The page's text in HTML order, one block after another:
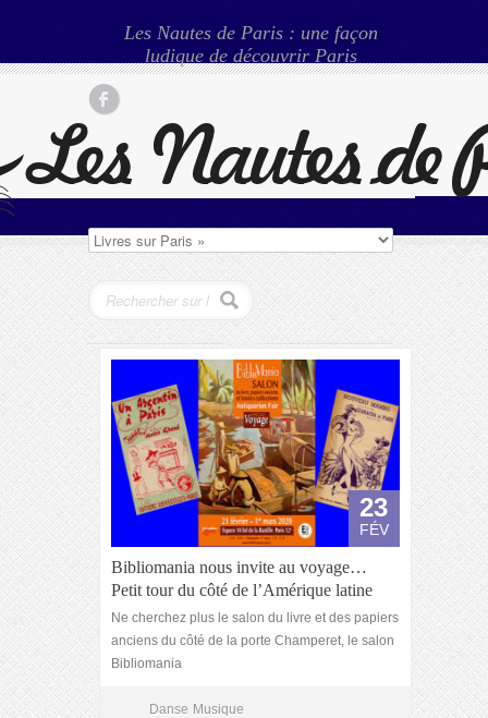
Les Nautes de Paris : une façon
ludique de découvrir Paris
23
FÉV
Bibliomania nous invite au voyage…
Petit tour du côté de l’Amérique latine
Ne cherchez plus le salon du livre et des papiers
anciens du côté de la porte Champeret, le salon
Bibliomania
Danse Musique